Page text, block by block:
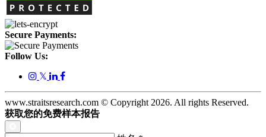
Secure Payments:
Follow Us:
𝕏
www.straitsresearch.com © Copyright 2026. All rights Reserved.
获取您的免费样本报告